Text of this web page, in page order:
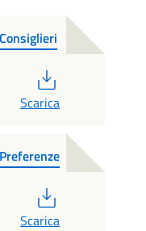
Scarica
Scarica